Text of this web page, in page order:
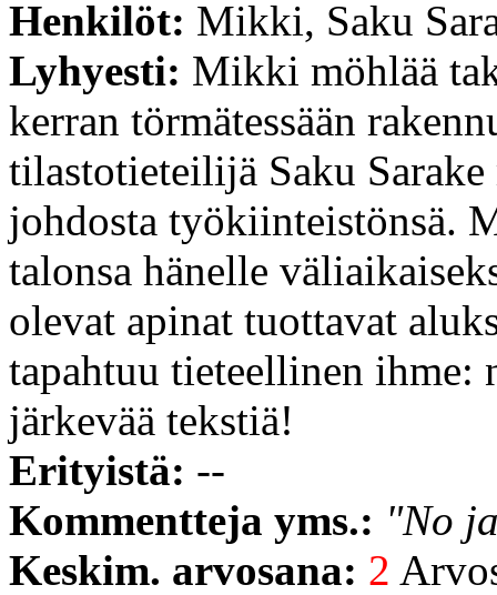
Henkilöt: Mikki, Saku
Lyhyesti: Mikki möhlää
kerran törmätessään
tilastotieteilijä Saku
johdosta työkiinteistönsä.
talonsa hänelle
olevat apinat tuottavat
tapahtuu tieteellinen
järkevää tekstiä!
Erityistä: --
Kommentteja yms.: "No
Keskim. arvosana: 2